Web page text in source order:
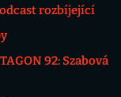
rozbíjející
92: Szabová